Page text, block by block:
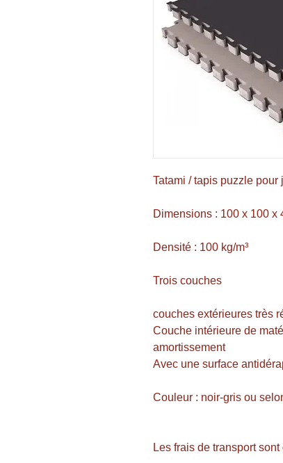
Tatami / tapis puzzle pour
Dimensions : 100 x 100 x
Densité : 100 kg/m³
Trois couches
couches extérieures très
Couche intérieure de
amortissement
Avec une surface
Couleur : noir-gris ou
Les frais de transport